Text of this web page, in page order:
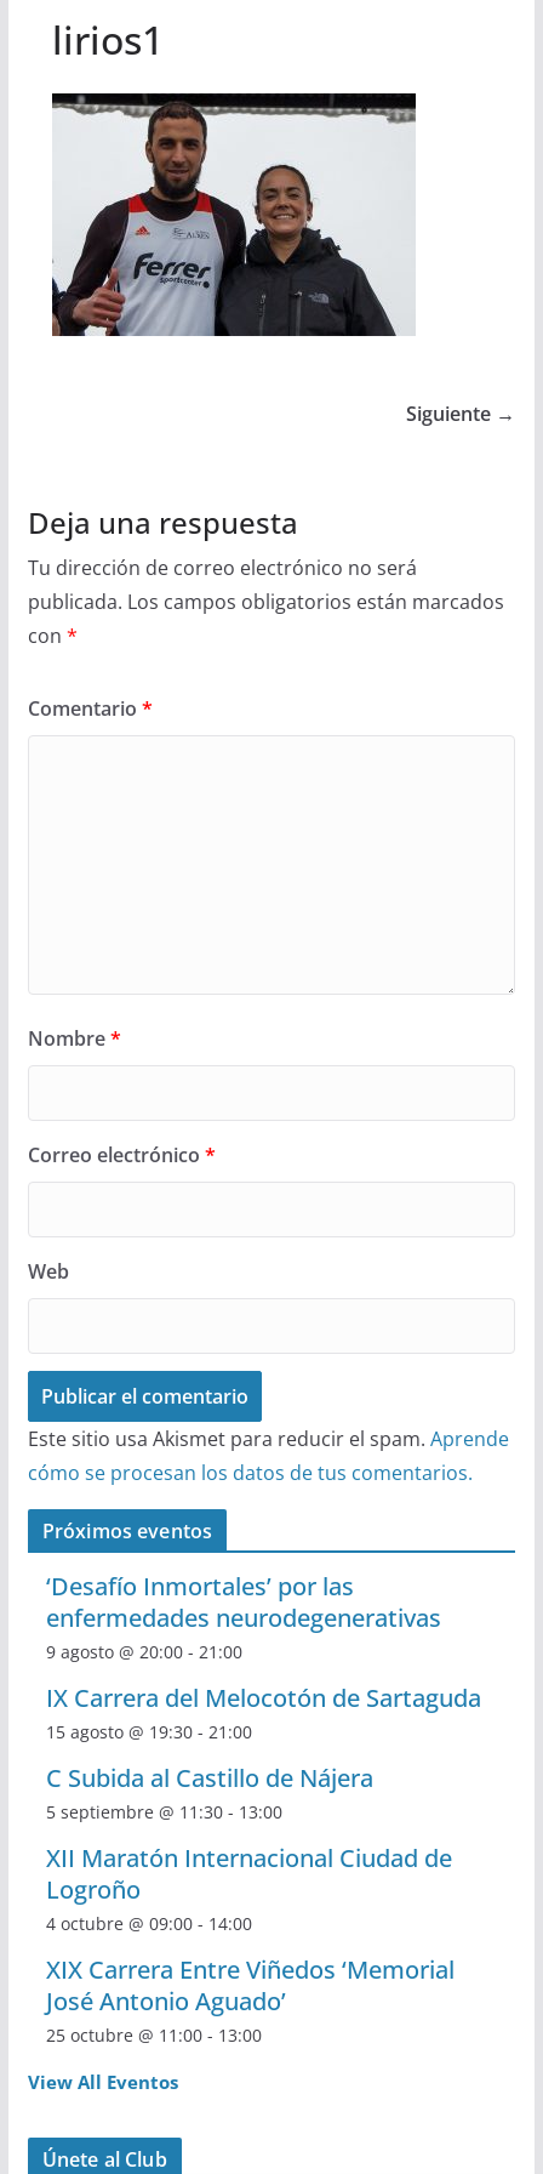
lirios1
Siguiente →
Deja una respuesta
Tu dirección de correo electrónico no será
publicada. Los campos obligatorios están marcados
con *
Comentario *
Nombre*
Correo electrónico *
Web
Este sitio usa Akismet para reducir el spam. Aprende
cómo se procesan los datos de tus comentarios.
Próximos eventos
‘Desafío Inmortales’ por las
enfermedades neurodegenerativas
9 agosto @ 20:00- 21:00
IX Carrera del Melocotón de Sartaguda
15 agosto @ 19:30- 21:00
C Subida al Castillo de Nájera
5 septiembre @ 11:30- 13:00
XII Maratón Internacional Ciudad de
Logroño
4 octubre @ 09:00- 14:00
XIX Carrera Entre Viñedos ‘Memorial
José Antonio Aguado’
25 octubre @ 11:00- 13:00
View All Eventos
Únete al Club